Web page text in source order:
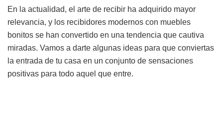
En la actualidad, el arte de recibir ha adquirido mayor
relevancia, y los recibidores modernos con muebles
bonitos se han convertido en una tendencia que cautiva
miradas. Vamos a darte algunas ideas para que conviertas
la entrada de tu casa en un conjunto de sensaciones
positivas para todo aquel que entre.